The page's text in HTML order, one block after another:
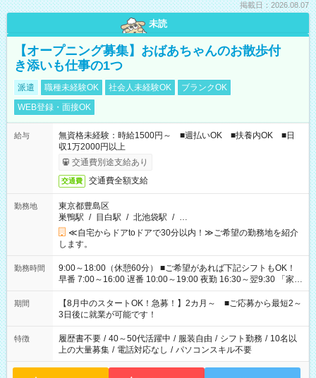
掲載日：2026.08.07
未読
【オープニング募集】おばあちゃんのお散歩付
き添いも仕事の1つ
派遣 職種未経験OK 社会人未経験OK
ブランクOK
WEB登録・面接OK
給与
無資格未経験：時給1500円～ ■週払いOK ■扶養内OK ■日
収1万2000円以上
交通費別途支給あり
交通費 交通費全額支給
勤務地
東京都豊島区
巣鴨駅 / 目白駅 / 北池袋駅 / …
≪自宅からドアtoドアで30分以内！≫ご希望の勤務地を紹介
します。
勤務時間
9:00～18:00（休憩60分） ■ご希望があれば下記シフトもOK！
早番 7:00～16:00 遅番 10:00～19:00 夜勤 16:30～翌9:30 「家族
と休みを合わせたい」 「余裕を持って夕飯の準備がしたい」
「できれば残業はしたくない」 など、ご希望を教えてください
ね。 ※Wワーク希望の方へ 今ご覧のお仕事で希望する勤務時間
と、もう1つのお仕事の勤務時間。 合計で週40時間を超える場
合は応募できません。
期間
【8月中のスタートOK！急募！】2カ月～ ■ご応募から最短2～
3日後に就業が可能です！
特徴 履歴書不要 / 40～50代活躍中 / 服装自由 / シフト勤務 / 10名以
上の大量募集 / 電話対応なし / パソコンスキル不要